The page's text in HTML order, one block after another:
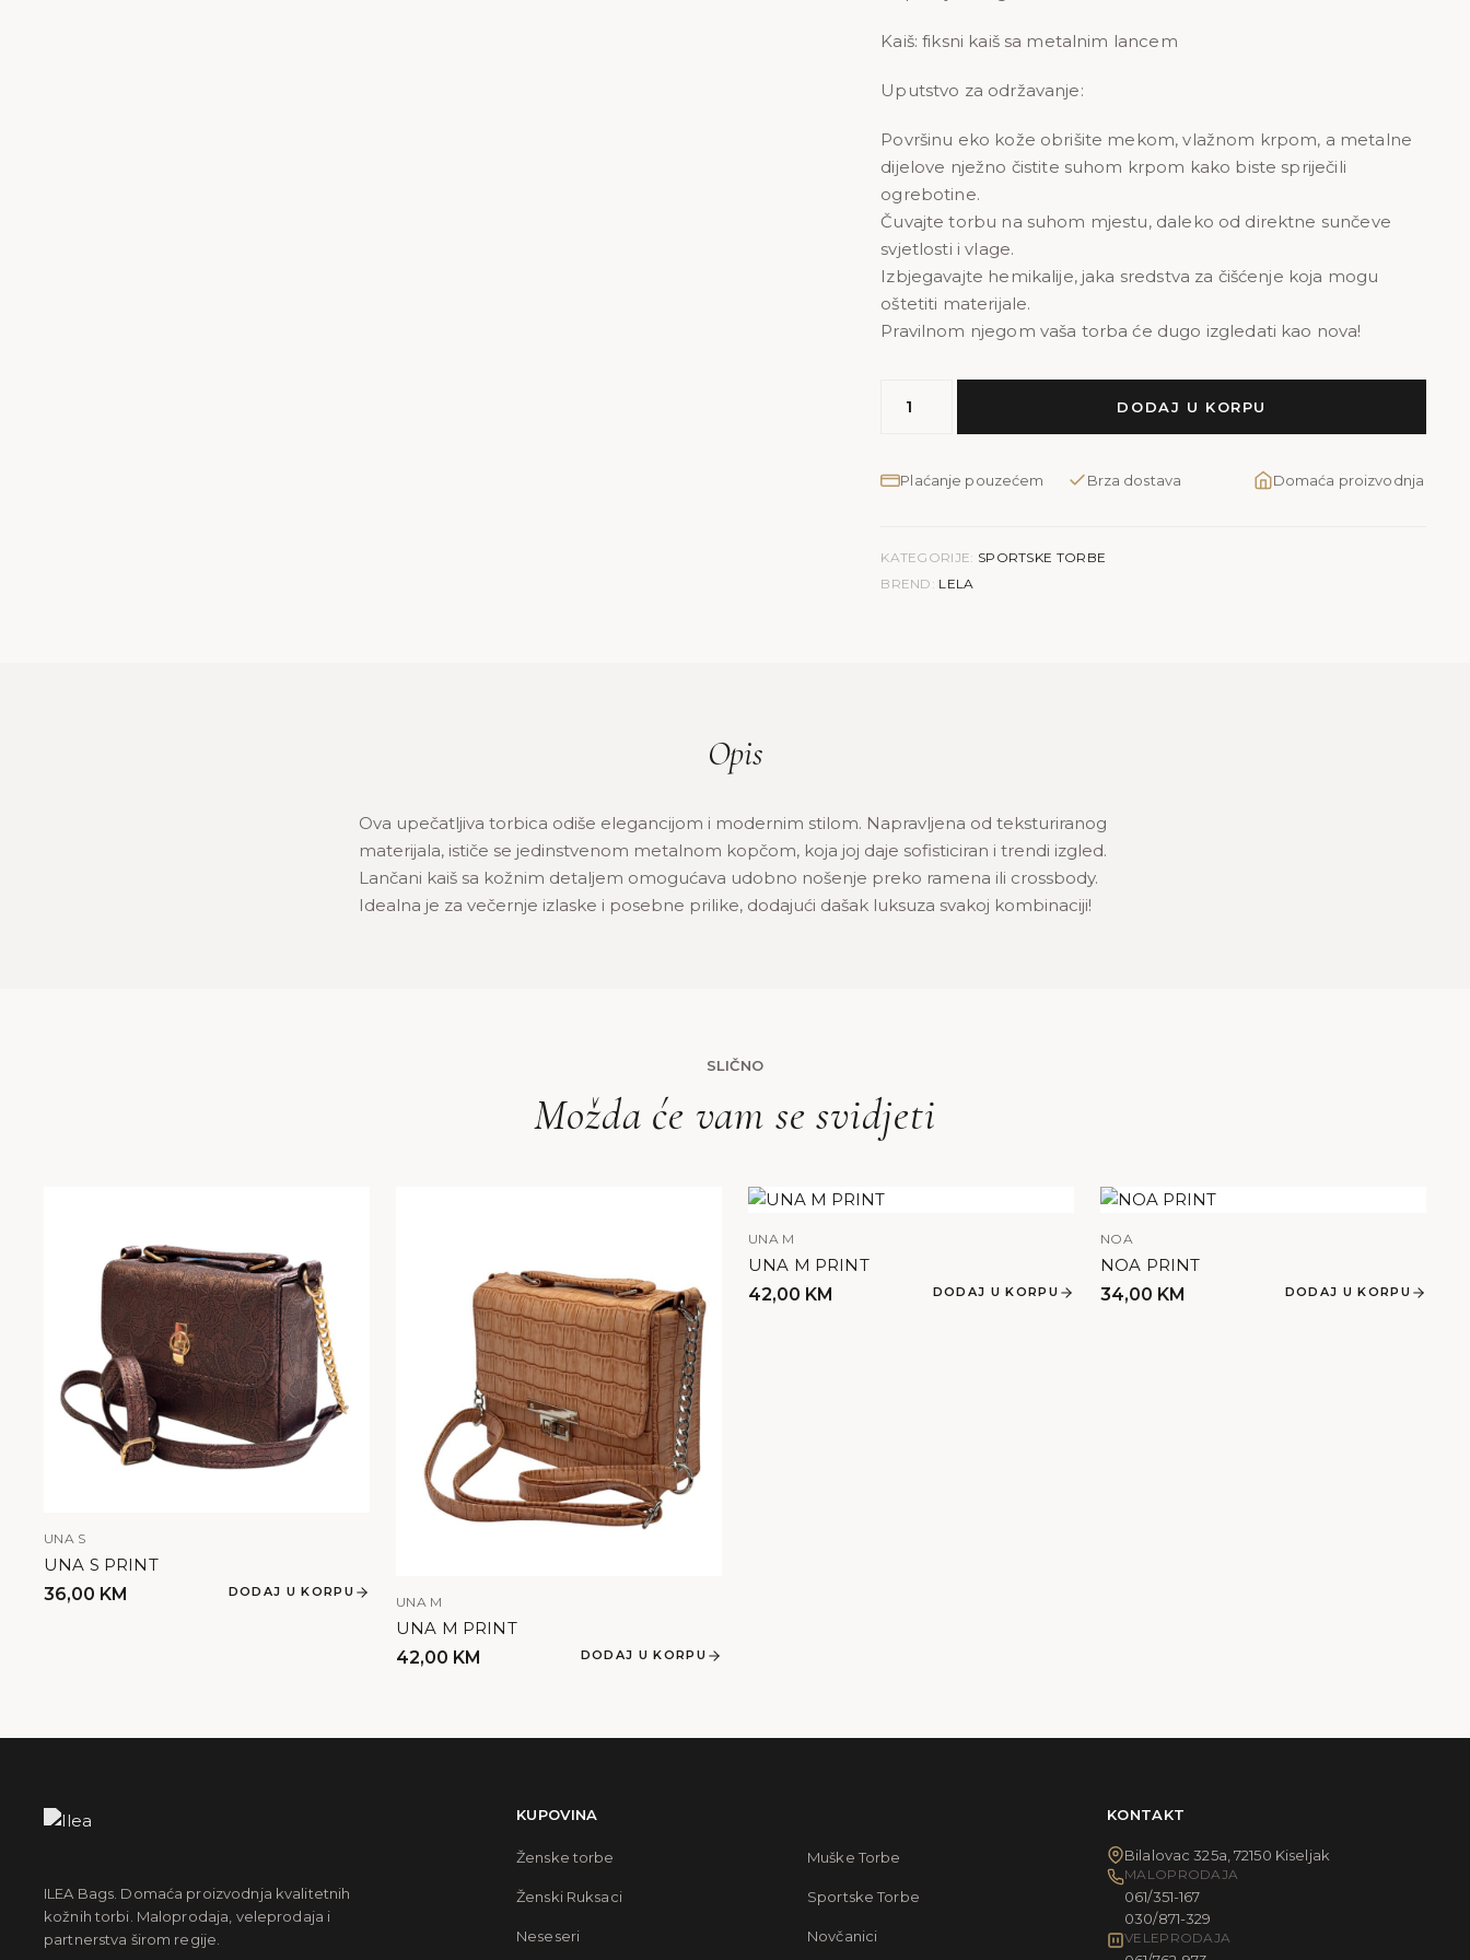
Kaiš: fiksni kaiš sa metalnim lancem
Uputstvo za održavanje:
Površinu eko kože obrišite mekom, vlažnom krpom, a metalne
dijelove nježno čistite suhom krpom kako biste spriječili
ogrebotine.
Čuvajte torbu na suhom mjestu, daleko od direktne sunčeve
svjetlosti i vlage.
Izbjegavajte hemikalije, jaka sredstva za čišćenje koja mogu
oštetiti materijale.
Pravilnom njegom vaša torba će dugo izgledati kao nova!
LELA
DODAJ U KORPU
Plaćanje pouzećem Brza dostava Domaća proizvodnja
KATEGORIJE: SPORTSKE TORBE
BREND: LELA
Opis
Ova upečatljiva torbica odiše elegancijom i modernim stilom. Napravljena od teksturiranog
materijala, ističe se jedinstvenom metalnom kopčom, koja joj daje sofisticiran i trendi izgled.
Lančani kaiš sa kožnim detaljem omogućava udobno nošenje preko ramena ili crossbody.
Idealna je za večernje izlaske i posebne prilike, dodajući dašak luksuza svakoj kombinaciji!
SLIČNO
Možda će vam se svidjeti
UNA S
UNA S PRINT
36,00 KM DODAJ U KORPU
UNA M
UNA M PRINT
42,00 KM DODAJ U KORPU
UNA M
UNA M PRINT
42,00 KM DODAJ U KORPU
NOA
NOA PRINT
34,00 KM DODAJ U KORPU
ILEA Bags. Domaća proizvodnja kvalitetnih
kožnih torbi. Maloprodaja, veleprodaja i
partnerstva širom regije.
KUPOVINA
Ženske torbe Muške Torbe
Ženski Ruksaci Sportske Torbe
Neseseri Novčanici
KONTAKT
Bilalovac 325a, 72150 Kiseljak
MALOPRODAJA
061/351-167
030/871-329
VELEPRODAJA